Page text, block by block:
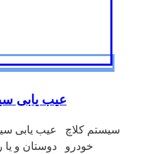
عیب یابی
سیستم کلاچ عیب یابی
خودرو دوستان و یا